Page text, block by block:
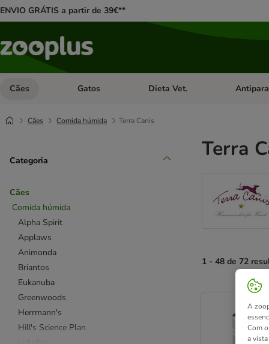
ENVIO GRÁTIS a partir de 39€**
Cães Abrir menu de categoria: Cães
Gatos Abrir menu de categoria: Gatos
Dieta Vet. Abrir
Cães Comida húmida Terra Canis
Categoria
Cães
Comida húmida
Alpha Spirit
Applaws
Animonda
Briantos
Eukanuba
Greenwoods
Herrmann's
Hill's Science Plan
Terra
1 - 48 de 72
product items
A
Com
a